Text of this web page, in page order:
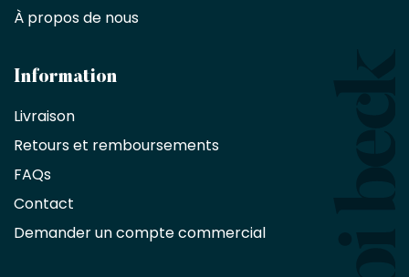
designers
architectes
d'une
exclusive
de
%
sur
À propos de nous
Information
Livraison
Retours et remboursements
FAQs
Contact
Demander un compte commercial